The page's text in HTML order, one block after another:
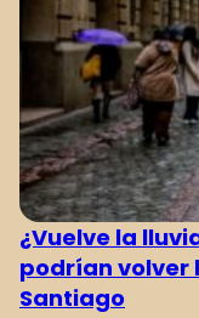
¿Vuelve la
podrían volver
Santiago